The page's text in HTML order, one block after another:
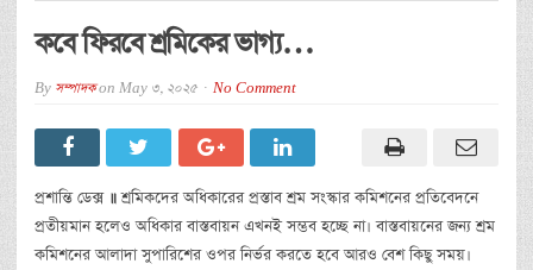
কবে ফিরবে শ্রমিকের ভাগ্য…
By সম্পাদকon May 3, 2025 No Comment
প্রশান্তি ডেক্স॥শ্রমিকদের অধিকারের প্রস্তাব শ্রম সংস্কার কমিশনের প্রতিবেদনে
প্রতীয়মান হলেও অধিকার বাস্তবায়ন এখনই সম্ভব হচ্ছে না। বাস্তবায়নের জন্য শ্রম
কমিশনের আলাদা সুপারিশের ওপর নির্ভর করতে হবে আরও বেশ কিছু সময়।